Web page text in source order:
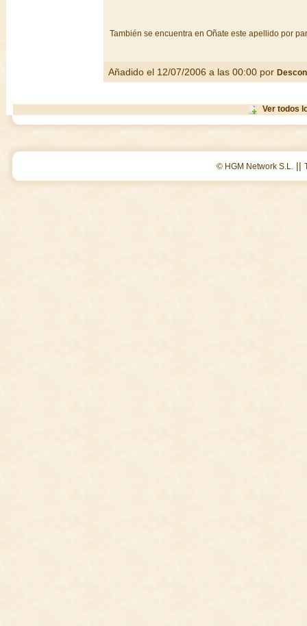
También se encuentra en Oñate este apellido por
Añadido el 12/07/2006 a las 00:00 por
Ver todos
© HGM Network S.L. ||